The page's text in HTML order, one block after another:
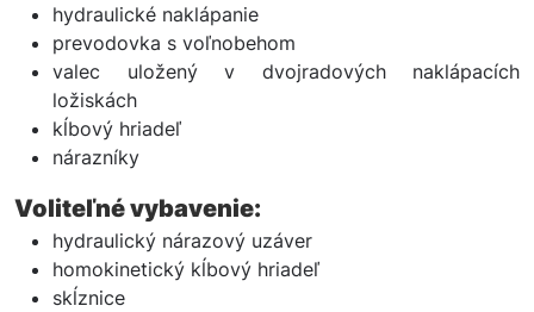
hydraulické naklápanie
prevodovka s voľnobehom
valec uložený v dvojradových naklápacích
ložiskách
kĺbový hriadeľ
nárazníky
Voliteľné vybavenie:
hydraulický nárazový uzáver
homokinetický kĺbový hriadeľ
skĺznice